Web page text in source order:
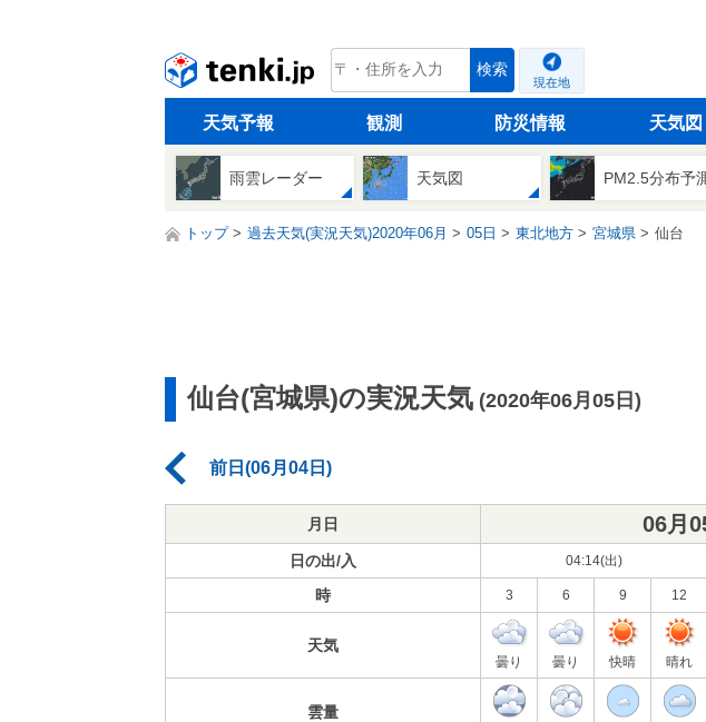
tenki.jp 検索
現在地
天気予報 観測 防災情報 天気図
雨雲レーダー 天気図 PM2.5分布予
トップ 過去天気(実況天気)2020年06月 05日 東北地方 宮城県 仙台
仙台(宮城県)の実況天気 (2020年06月05日)
前日(06月04日)
月日 06月
日の出/入 04:14(出)
時 3 6 9 12
天気
曇り 曇り 快晴 晴れ
雲量